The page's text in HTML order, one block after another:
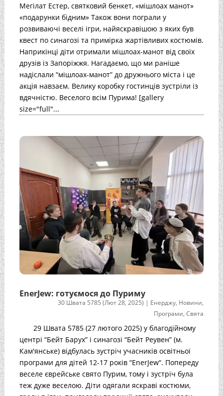
Мегілат Естер, святковий бенкет, «мішлоах манот»
«подарунки бідним» Також вони пограли у
розвиваючі веселі ігри, найяскравішою з яких був
квест по синагозі та примірка жартівливих костюмів.
Наприкінці діти отримали мішлоах-манот від своїх
друзів із Запоріжжя. Нагадаємо, що ми раніше
надіслали “мішлоах-манот” до дружнього міста і це
акція навзаєм. Велику коробку гостинців зустріли із
вдячністю. Веселого всім Пурима! [gallery
size="full"...
EnerJew: готуємося до Пуриму
30 Швата 5785 (Лют 28, 2025) | Енерджу, Новини,
Програми,Свята
29 Швата 5785 (27 лютого 2025) у благодійному
центрі “Бейт Барух” і синагозі “Бейт Реувен” (м.
Кам'янське) відбулась зустріч учасників освітньої
програми для дітей 12-17 років “EnerJew“. Попереду
веселе єврейське свято Пурим, тому і зустріч була
теж дуже веселою. Діти одягали яскраві костюми,